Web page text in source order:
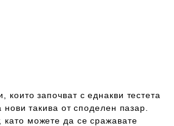
започват с еднакви тестета
такива от споделен пазар.
можете да се сражавате